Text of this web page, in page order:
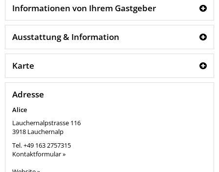
Informationen von Ihrem Gastgeber
Ausstattung & Information
Karte
Adresse
Alice
Lauchernalpstrasse 116
3918 Lauchernalp
Tel.+49 163 2757315
Kontaktformular »